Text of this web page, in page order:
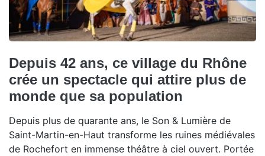
Depuis 42 ans, ce village du Rhône
crée un spectacle qui attire plus de
monde que sa population
Depuis plus de quarante ans, le Son & Lumière de
Saint-Martin-en-Haut transforme les ruines médiévales
de Rochefort en immense théâtre à ciel ouvert. Portée